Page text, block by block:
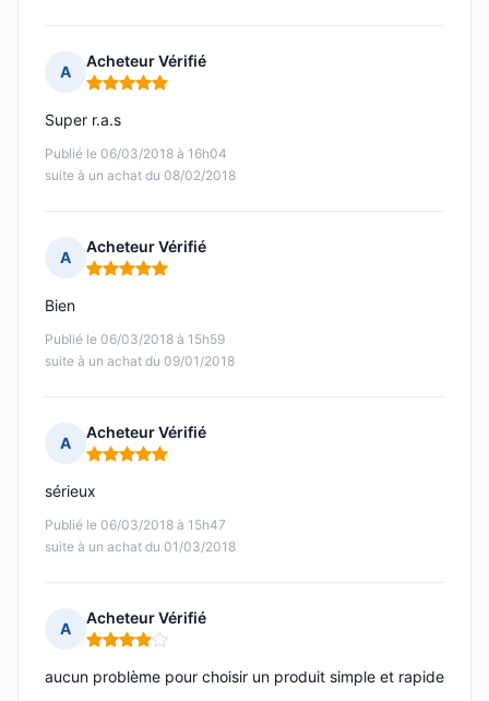
A
Acheteur Vérifié
Note : 5 sur 5
Publié le 06/03/2018 à 16h04
suite à un achat du 08/02/2018
Super r.a.s
A
Acheteur Vérifié
Note : 5 sur 5
Publié le 06/03/2018 à 15h59
suite à un achat du 09/01/2018
Bien
A
Acheteur Vérifié
Note : 5 sur 5
Publié le 06/03/2018 à 15h47
suite à un achat du 01/03/2018
sérieux
A
Acheteur Vérifié
Note : 4 sur 5
aucun problème pour choisir un produit simple et rapide